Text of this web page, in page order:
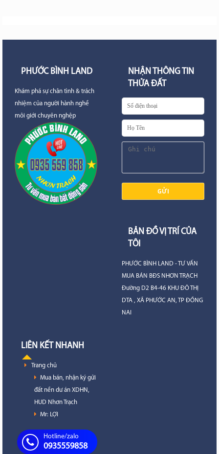
PHƯỚC BÌNH LAND
Khám phá sự chân tình & trách
nhiệm của người hành nghề
môi giới chuyên nghệp
NHẬN THÔNG TIN
THỬA ĐẤT
BẢN ĐỒ VỊ TRÍ CỦA
TÔI
PHƯỚC BÌNH LAND - TƯ VẤN
MUA BÁN BĐS NHƠN TRẠCH
Đường D2 B4-46 KHU ĐÔ THỊ
DTA , XÃ PHƯỚC AN, TP ĐỒNG
NAI
LIÊN KẾT NHANH
Trang chủ
Mua bán, nhận ký gửi
đất nền dư án XDHN,
HUD Nhơn Trạch
Mr: LỢI
Hotline/zalo
0935559858